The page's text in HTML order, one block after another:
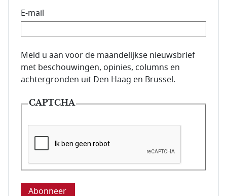
E-mail
E-mailadres van de abonnee.
Meld u aan voor de maandelijkse nieuwsbrief
met beschouwingen, opinies, columns en
achtergronden uit Den Haag en Brussel.
CAPTCHA
Deze vraag is om te controleren dat u een mens